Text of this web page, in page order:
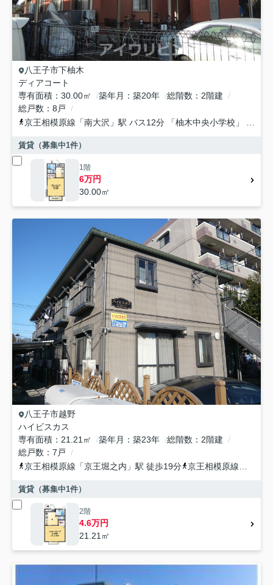
八王子市下柚木
ディアコート
専有面積
30.00㎡ 築年月 築20年 総階数
2階建
総戸数
8戸
京王相模原線 「南大沢 」駅 バス12分 「柚木中央小学校」 停歩2分
賃貸（募集中1件）
1階
6万円
30.00㎡
八王子市越野
ハイビスカス
専有面積
21.21㎡ 築年月 築23年 総階数
2階建
総戸数
7戸
京王相模原線 「京王堀之内 」駅 徒歩19分 京王相模原線
賃貸（募集中1件）
2階
4.6万円
21.21㎡